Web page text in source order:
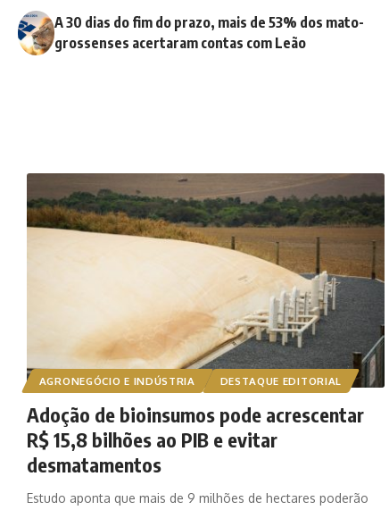
A 30 dias do fim do prazo, mais de 53% dos mato-
grossenses acertaram contas com Leão
AGRONEGÓCIO E INDÚSTRIA DESTAQUE EDITORIAL
Adoção de bioinsumos pode acrescentar
R$ 15,8 bilhões ao PIB e evitar
desmatamentos
Estudo aponta que mais de 9 milhões de hectares poderão